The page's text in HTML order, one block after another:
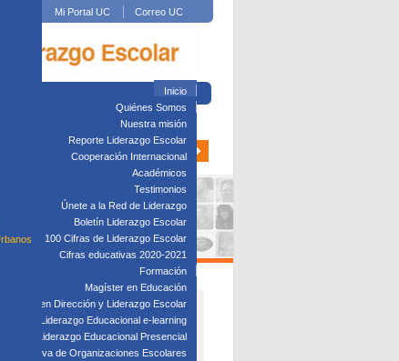
Mi Portal UC Correo UC
Inicio
Quiénes Somos
Nuestra misión
Reporte Liderazgo Escolar
Cooperación Internacional
Académicos
Testimonios
Únete a la Red de Liderazgo
Boletín Liderazgo Escolar
100 Cifras de Liderazgo Escolar
Cifras educativas 2020-2021
Formación
Magíster en Educación
en Dirección y Liderazgo Escolar
en Liderazgo Educacional e-learning
en Liderazgo Educacional Presencial
Directiva de Organizaciones Escolares